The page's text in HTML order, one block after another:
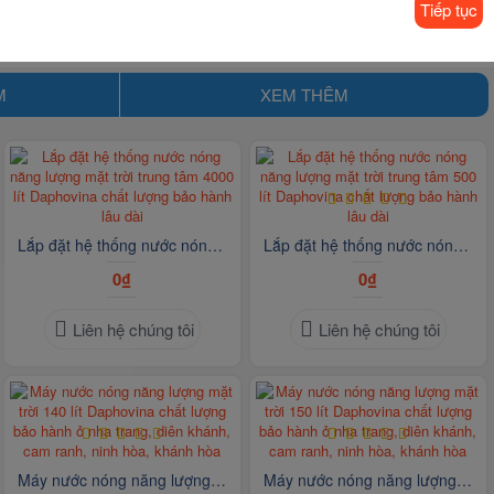
Tiếp tục
XEM THÊM
Lắp đặt hệ thống nước nóng năng lượng mặt trời trung tâm 4000 lít Daphovina chất lượng bảo hành lâu dài
0₫
Liên hệ chúng tôi
Lắp đặt hệ thống nước nóng năng lượng mặt trời trung tâm 500 lít Daphovina chất lượng bảo hành lâu dài
0₫
Liên hệ chúng tôi
Máy nước nóng năng lượng mặt trời 140 lít Daphovina chất lượng bảo hành ở nha trang, diên khánh, cam ranh, ninh hòa, khánh hòa Máy nước nóng năng lượng mặt trời 150 lít Daphovina chất lượng bảo hành ở nha trang, diên khánh, cam ranh, ninh hòa, khánh hòa